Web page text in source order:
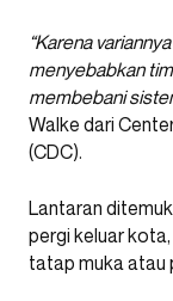
“Karena
menyebabkan
membebani
Walke dari
(CDC).
Lantaran
pergi keluar
tatap muka atau